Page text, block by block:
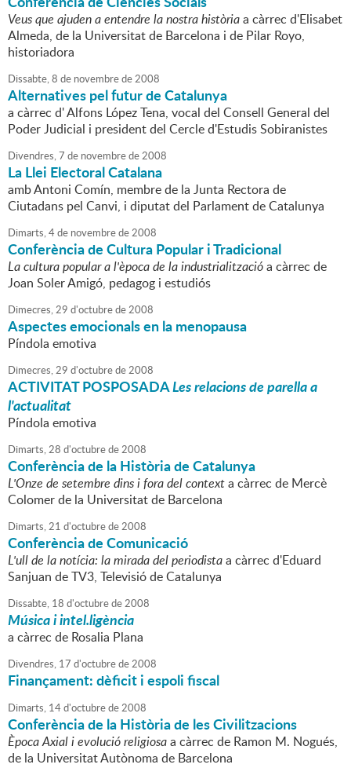
Veus que ajuden a entendre la nostra històriaa càrrec d'Elisabet
Almeda, de la Universitat de Barcelona i de Pilar Royo,
historiadora
Dissabte,8 de novembrede2008
Alternatives pel futur de Catalunya
a càrrec d' Alfons López Tena, vocal del Consell General del
Poder Judicial i president del Cercle d'Estudis Sobiranistes
Divendres,7 de novembrede2008
La Llei Electoral Catalana
amb Antoni Comín, membre de la Junta Rectora de
Ciutadans pel Canvi, i diputat del Parlament de Catalunya
Dimarts,4de novembrede2008
Conferència de Cultura Popular i Tradicional
La cultura popular a l'època de la industrialitzacióa càrrec de
Joan Soler Amigó, pedagog i estudiós
Dimecres,29 d'octubrede2008
Aspectes emocionals en la menopausa
Píndola emotiva
Dimecres,29 d'octubrede2008
ACTIVITAT POSPOSADALes relacions de parella a
l'actualitat
Píndola emotiva
Dimarts,28 d'octubrede2008
Conferència de la Història de Catalunya
L'Onze de setembre dins i fora del contexta càrrec de Mercè
Colomer de la Universitat de Barcelona
Dimarts,21 d'octubrede2008
Conferència de Comunicació
L'ull de la notícia: la mirada del periodistaa càrrec d'Eduard
Sanjuan de TV3, Televisió de Catalunya
Dissabte, 18 d'octubrede2008
Música i intel.ligència
a càrrec de Rosalia Plana
Divendres, 17 d'octubrede2008
Finançament: dèficit i espoli fiscal
Dimarts, 14d'octubrede2008
Conferència de la Història de les Civilitzacions
Època Axial i evolució religiosaa càrrec de Ramon M. Nogués,
de la Universitat Autònoma de Barcelona